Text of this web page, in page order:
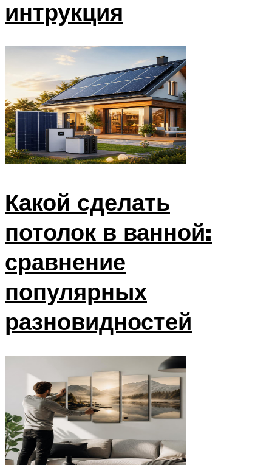
интрукция
Какой сделать
потолок в ванной:
сравнение
популярных
разновидностей